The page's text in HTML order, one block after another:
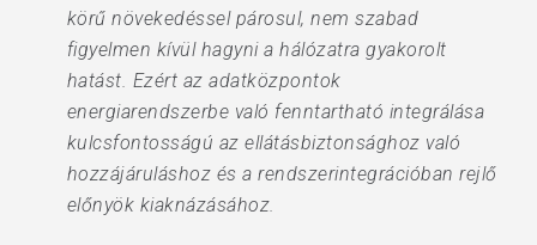
körű növekedéssel párosul, nem szabad
figyelmen kívül hagyni a hálózatra gyakorolt
hatást. Ezért az adatközpontok
energiarendszerbe való fenntartható integrálása
kulcsfontosságú az ellátásbiztonsághoz való
hozzájáruláshoz és a rendszerintegrációban rejlő
előnyök kiaknázásához.